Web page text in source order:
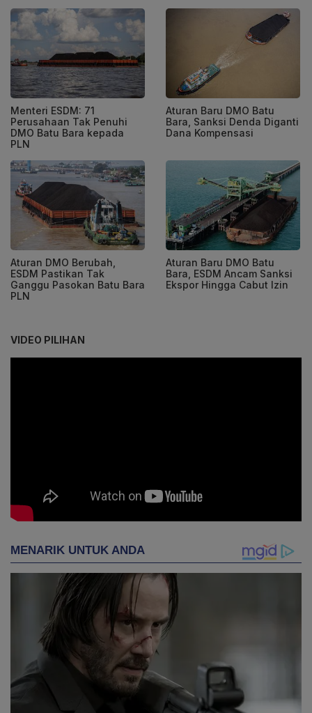
Menteri ESDM: 71
Perusahaan Tak Penuhi
DMO Batu Bara kepada
PLN
Aturan Baru DMO Batu
Bara, Sanksi Denda Diganti
Dana Kompensasi
Aturan DMO Berubah,
ESDM Pastikan Tak
Ganggu Pasokan Batu Bara
PLN
Aturan Baru DMO Batu
Bara, ESDM Ancam Sanksi
Ekspor Hingga Cabut Izin
VIDEO PILIHAN